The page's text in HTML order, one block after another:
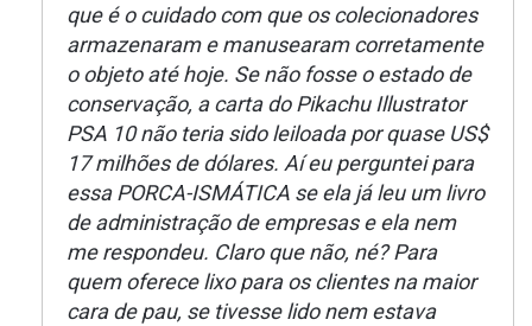
que é o cuidado com que os colecionadores
armazenaram e manusearam corretamente
o objeto até hoje. Se não fosse o estado de
conservação, a carta do Pikachu Illustrator
PSA 10 não teria sido leiloada por quase US$
17 milhões de dólares. Aí eu perguntei para
essa PORCA-ISMÁTICA se ela já leu um livro
de administração de empresas e ela nem
me respondeu. Claro que não, né? Para
quem oferece lixo para os clientes na maior
cara de pau, se tivesse lido nem estava